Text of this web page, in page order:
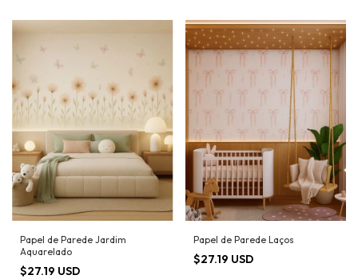
Papel de Parede Jardim
Aquarelado
$27.19 USD
Papel de Parede Laços
$27.19 USD